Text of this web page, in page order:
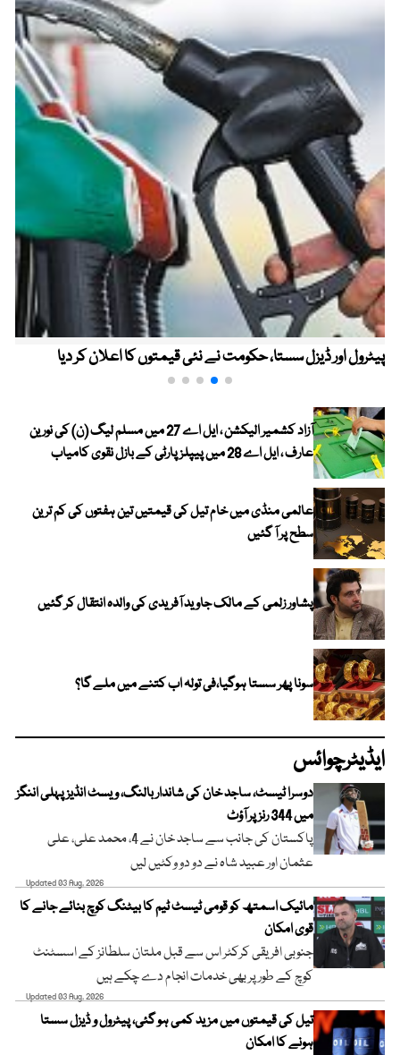
پیٹرول اور ڈیزل سستا، حکومت نے نئی قیمتوں کا اعلان کر دیا
آزاد کشمیر الیکشن ، ایل اے 27 میں مسلم لیگ (ن) کی نورین
عارف ، ایل اے 28 میں پیپلز پارٹی کے بازل نقوی کامیاب
عالمی منڈی میں خام تیل کی قیمتیں تین ہفتوں کی کم ترین
سطح پر آ گئیں
پشاور زلمی کے مالک جاوید آفریدی کی والدہ انتقال کر گئیں
سونا پھر سستا ہوگیا،فی تولہ اب کتنے میں ملے گا؟
ایڈیٹرچوائس
دوسرا ٹیسٹ، ساجد خان کی شاندار بالنگ، ویسٹ انڈیز پہلی اننگز
میں 344 رنز پر آؤٹ
پاکستان کی جانب سے ساجد خان نے 4، محمد علی، علی
عثمان اور عبید شاہ نے دو دو وکٹیں لیں
Updated 03 Aug, 2026
مائیک اسمتھ کو قومی ٹیسٹ ٹیم کا بیٹنگ کوچ بنائے جانے کا
قوی امکان
جنوبی افریقی کرکٹر اس سے قبل ملتان سلطانز کے اسسٹنٹ
کوچ کے طور پر بھی خدمات انجام دے چکے ہیں
Updated 03 Aug, 2026
تیل کی قیمتوں میں مزید کمی ہو گئی، پیٹرول و ڈیزل سستا
ہونے کا امکان